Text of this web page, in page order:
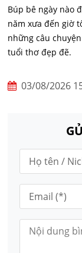
Búp bê ngày nào
năm xưa đến giờ
những câu
tuổi thơ đẹp đẽ.
03/08/2026